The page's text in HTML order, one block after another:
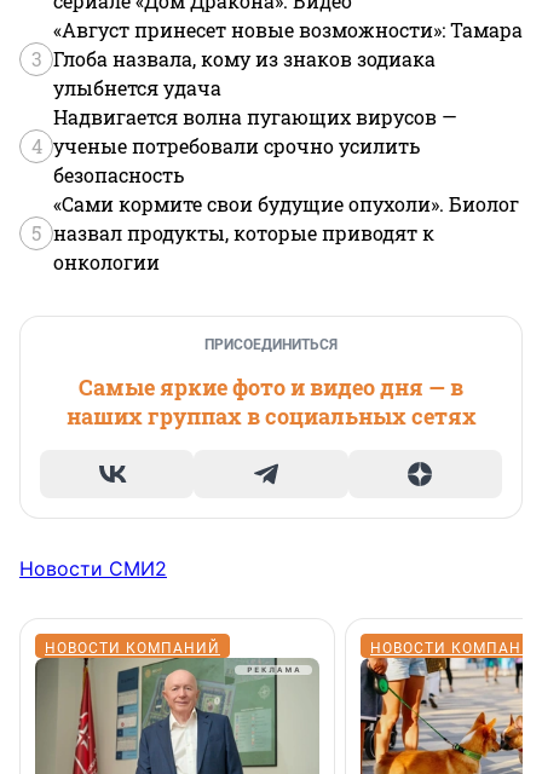
3
«Август принесет новые возможности»: Тамара
Глоба назвала, кому из знаков зодиака
улыбнется удача
4
Надвигается волна пугающих вирусов —
ученые потребовали срочно усилить
безопасность
5
«Сами кормите свои будущие опухоли». Биолог
назвал продукты, которые приводят к
онкологии
ПРИСОЕДИНИТЬСЯ
Самые яркие фото и видео дня — в
наших группах в социальных сетях
Новости СМИ2
НОВОСТИ КОМПАНИЙ НОВОСТИ